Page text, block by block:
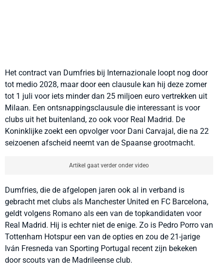
Het contract van Dumfries bij Internazionale loopt nog door
tot medio 2028, maar door een clausule kan hij deze zomer
tot 1 juli voor iets minder dan 25 miljoen euro vertrekken uit
Milaan. Een ontsnappingsclausule die interessant is voor
clubs uit het buitenland, zo ook voor Real Madrid. De
Koninklijke zoekt een opvolger voor Dani Carvajal, die na 22
seizoenen afscheid neemt van de Spaanse grootmacht.
Artikel gaat verder onder video
Dumfries, die de afgelopen jaren ook al in verband is
gebracht met clubs als Manchester United en FC Barcelona,
geldt volgens Romano als een van de topkandidaten voor
Real Madrid. Hij is echter niet de enige. Zo is Pedro Porro van
Tottenham Hotspur een van de opties en zou de 21-jarige
Iván Fresneda van Sporting Portugal recent zijn bekeken
door scouts van de Madrileense club.